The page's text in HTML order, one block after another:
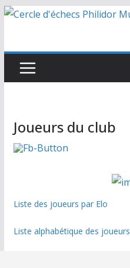
Passer
Joueurs du club
Liste des joueurs par Elo
Liste alphabétique des joueurs